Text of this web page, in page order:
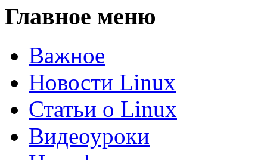
Главное меню
Важное
Новости Linux
Статьи о Linux
Видеоуроки